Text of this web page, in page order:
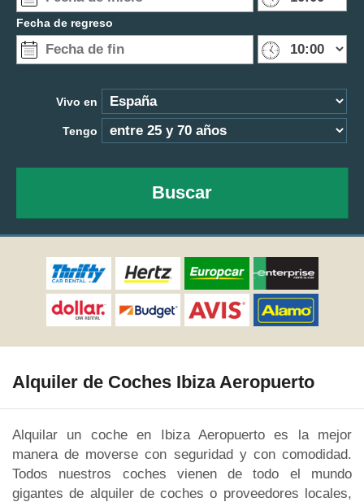
Fecha de regreso
Vivo en
Tengo
Buscar
Alquiler de Coches Ibiza Aeropuerto
Alquilar un coche en Ibiza Aeropuerto es la mejor
manera de moverse con seguridad y con comodidad.
Todos nuestros coches vienen de todo el mundo
gigantes de alquiler de coches o proveedores locales,